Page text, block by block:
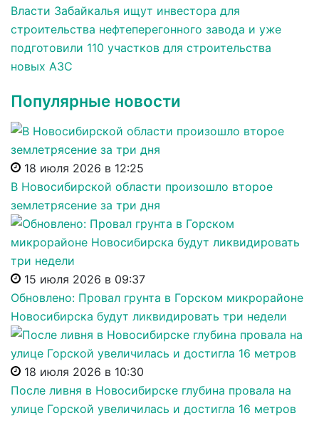
Власти Забайкалья ищут инвестора для
строительства нефтеперегонного завода и уже
подготовили 110 участков для строительства
новых АЗС
Популярные новости
18 июля 2026 в 12:25
В Новосибирской области произошло второе
землетрясение за три дня
15 июля 2026 в 09:37
Обновлено: Провал грунта в Горском микрорайоне
Новосибирска будут ликвидировать три недели
18 июля 2026 в 10:30
После ливня в Новосибирске глубина провала на
улице Горской увеличилась и достигла 16 метров